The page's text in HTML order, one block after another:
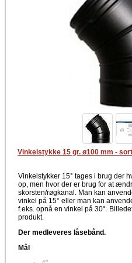
Vinkelstykke 15 gr. ø100 mm -
Vinkelstykker 15° tages i brug der
op, men hvor der er brug for at
skorsten/røgkanal. Man kan
vinkel på 15° eller man kan
f.eks. opnå en vinkel på 30°.
produkt.
Der medleveres låsebånd.
Mål